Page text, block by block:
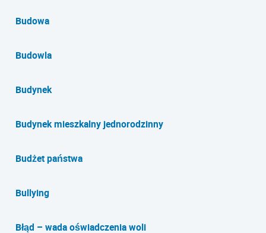
Budowa
Budowla
Budynek
Budynek mieszkalny jednorodzinny
Budżet państwa
Bullying
Błąd – wada oświadczenia woli